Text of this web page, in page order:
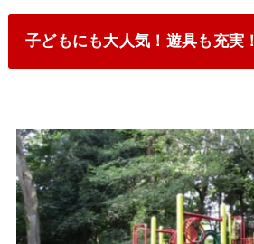
子どもにも大人気！遊具も充実！